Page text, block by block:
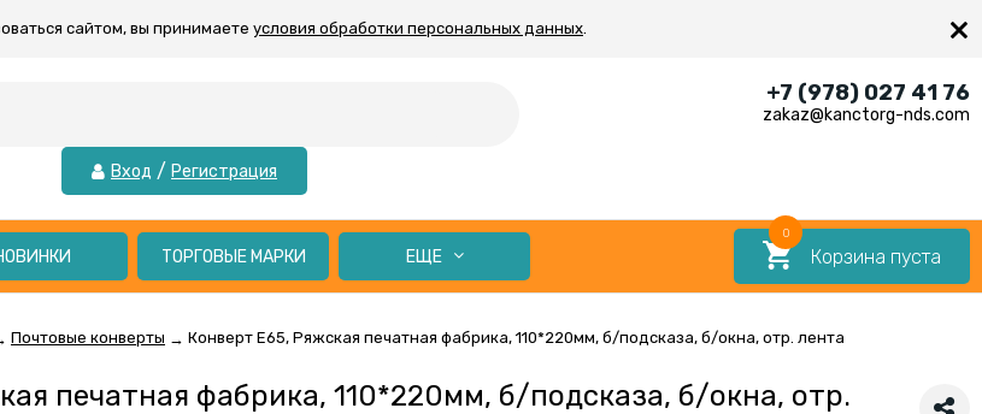
сайтом, вы принимаете условия обработки персональных данных. ×
Вход / Регистрация
+7 (978) 027 41 76
zakaz@kanctorg-nds.com
Корзина пуста
0
ТОРГОВЫЕ МАРКИ ЕЩЕ
Почтовые конверты → Конверт E65, Ряжская печатная фабрика, 110*220мм, б/подсказа, б/окна, отр. лента
печатная фабрика, 110*220мм, б/подсказа, б/окна, отр.